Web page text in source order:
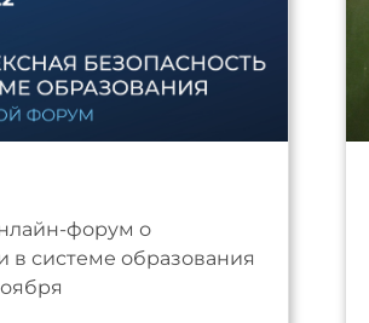
форум о
в системе образования